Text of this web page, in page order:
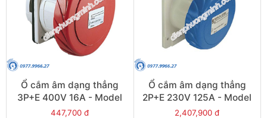
Ổ cắm âm dạng thẳng
3P+E 400V 16A - Model
PKF16G734
447,700 đ
Ổ cắm âm dạng thẳng
2P+E 230V 125A - Model
81690
2,407,900 đ